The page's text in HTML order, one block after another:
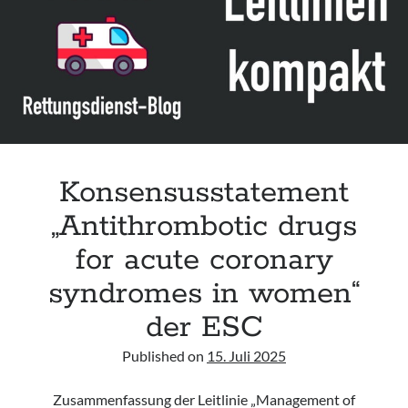
Leitlinie „Bauchschmerz bei Kindern und Jugendlichen – Bildgebende
Diagnostik“ der GPR
Leitlinie „Erbrechen im Kindes- und Jugendalter – Bildgebende
Diagnostik“ der GPR
Leitlinie „Kopfschmerzen bei Kindern und Jugendlichen – Bildgebende
Diagnostik“ der GPR
Konsensusstatement
„Antithrombotic drugs
for acute coronary
syndromes in women“
der ESC
Published on 15. Juli 2025
Zusammenfassung der Leitlinie „Management of